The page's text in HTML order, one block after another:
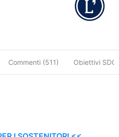
Commenti (511) Obiettivi